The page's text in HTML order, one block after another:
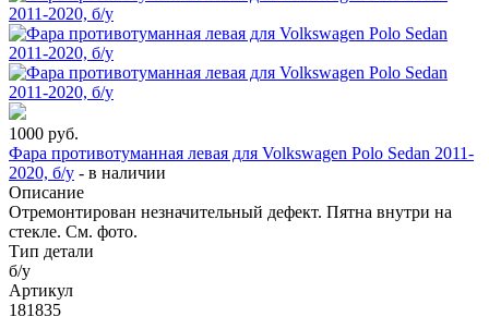
1000 руб.
Фара противотуманная левая для Volkswagen Polo Sedan 2011-
2020, б/у - в наличии
Описание
Отремонтирован незначительный дефект. Пятна внутри на
стекле. См. фото.
Тип детали
б/у
Артикул
181835